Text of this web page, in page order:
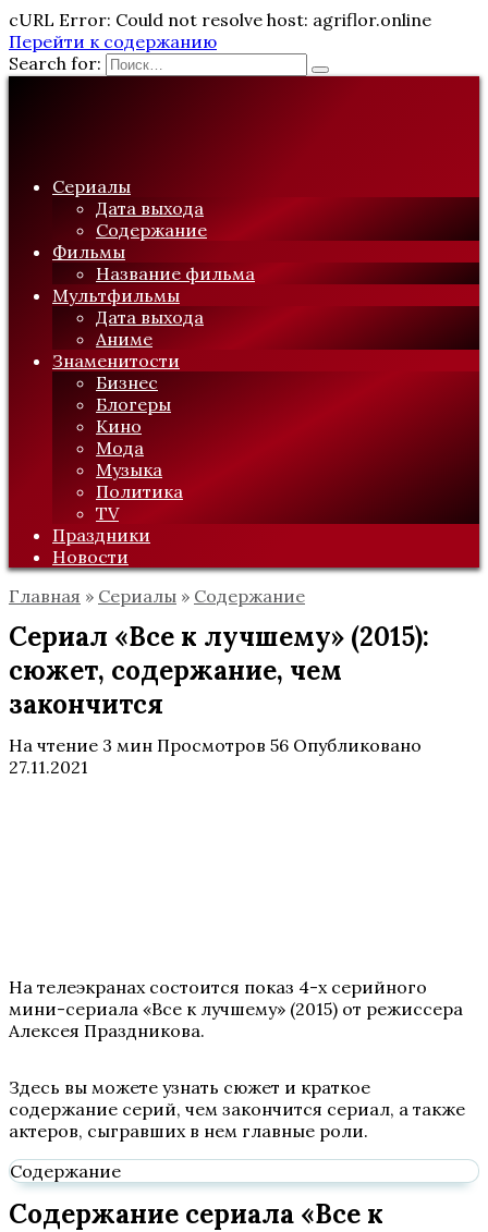
cURL Error: Could not resolve host: agriflor.online
Перейти к содержанию
Search for:
Сериалы
Дата выхода
Содержание
Фильмы
Название фильма
Мультфильмы
Дата выхода
Аниме
Знаменитости
Бизнес
Блогеры
Кино
Мода
Музыка
Политика
TV
Праздники
Новости
Главная » Сериалы » Содержание
Сериал «Все к лучшему» (2015):
сюжет, содержание, чем
закончится
На чтение 3 мин Просмотров 56 Опубликовано
27.11.2021
На телеэкранах состоится показ 4-х серийного
мини-сериала «Все к лучшему» (2015) от режиссера
Алексея Праздникова.
Здесь вы можете узнать сюжет и краткое
содержание серий, чем закончится сериал, а также
актеров, сыгравших в нем главные роли.
Содержание
Содержание сериала «Все к